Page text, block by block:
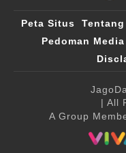
Peta Situs Tentang
Pedoman
| All
A Group